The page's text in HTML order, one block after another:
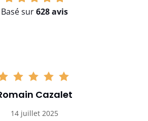
Basé sur628 avis
Cazalet
14 juillet 2025